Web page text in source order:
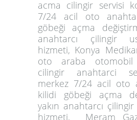
acma cilingir servisi
7/24 acil oto
göbeği açma
anahtarcı çilingir
hizmeti, Konya
oto araba
cilingir anahtarci
merkez 7/24 acil oto
kilidi göbeği açma
yakın anahtarcı çilingir
hizmeti, Meram